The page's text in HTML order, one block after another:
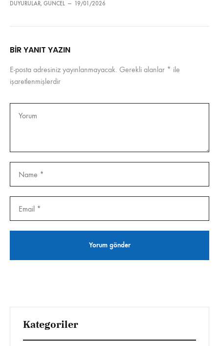
DUYURULAR, GÜNCEL — 19/01/2026
BIR YANIT YAZIN
E-posta adresiniz yayınlanmayacak. Gerekli alanlar * ile
işaretlenmişlerdir
Kategoriler